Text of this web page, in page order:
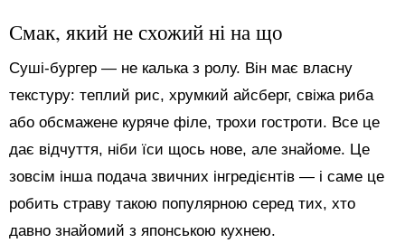
Смак, який не схожий ні на що
Суші-бургер — не калька з ролу. Він має власну
текстуру: теплий рис, хрумкий айсберг, свіжа риба
або обсмажене куряче філе, трохи гостроти. Все це
дає відчуття, ніби їси щось нове, але знайоме. Це
зовсім інша подача звичних інгредієнтів — і саме це
робить страву такою популярною серед тих, хто
давно знайомий з японською кухнею.